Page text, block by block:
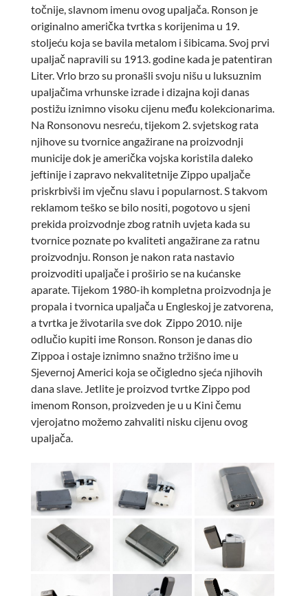
točnije, slavnom imenu ovog upaljača. Ronson je
originalno američka tvrtka s korijenima u 19.
stoljeću koja se bavila metalom i šibicama. Svoj prvi
upaljač napravili su 1913. godine kada je patentiran
Liter. Vrlo brzo su pronašli svoju nišu u luksuznim
upaljačima vrhunske izrade i dizajna koji danas
postižu iznimno visoku cijenu među kolekcionarima.
Na Ronsonovu nesreću, tijekom 2. svjetskog rata
njihove su tvornice angažirane na proizvodnji
municije dok je američka vojska koristila daleko
jeftinije i zapravo nekvalitetnije Zippo upaljače
priskrbivši im vječnu slavu i popularnost. S takvom
reklamom teško se bilo nositi, pogotovo u sjeni
prekida proizvodnje zbog ratnih uvjeta kada su
tvornice poznate po kvaliteti angažirane za ratnu
proizvodnju. Ronson je nakon rata nastavio
proizvoditi upaljače i proširio se na kućanske
aparate. Tijekom 1980-ih kompletna proizvodnja je
propala i tvornica upaljača u Engleskoj je zatvorena,
a tvrtka je životarila sve dok Zippo 2010. nije
odlučio kupiti ime Ronson. Ronson je danas dio
Zippoa i ostaje iznimno snažno tržišno ime u
Sjevernoj Americi koja se očigledno sjeća njihovih
dana slave. Jetlite je proizvod tvrtke Zippo pod
imenom Ronson, proizveden je u u Kini čemu
vjerojatno možemo zahvaliti nisku cijenu ovog
upaljača.